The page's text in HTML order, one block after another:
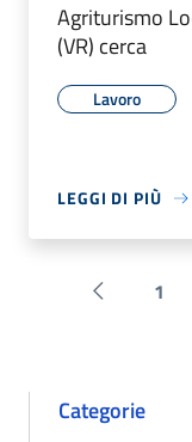
Agriturismo
(VR) cerca
Lavoro
LEGGI DI PIÙ
Pagina 1
Categorie